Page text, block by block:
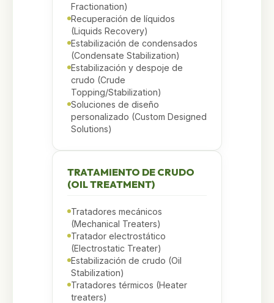
Fractionation)
Recuperación de líquidos
(Liquids Recovery)
Estabilización de condensados
(Condensate Stabilization)
Estabilización y despoje de
crudo (Crude
Topping/Stabilization)
Soluciones de diseño
personalizado (Custom Designed
Solutions)
TRATAMIENTO DE CRUDO
(OIL TREATMENT)
Tratadores mecánicos
(Mechanical Treaters)
Tratador electrostático
(Electrostatic Treater)
Estabilización de crudo (Oil
Stabilization)
Tratadores térmicos (Heater
treaters)